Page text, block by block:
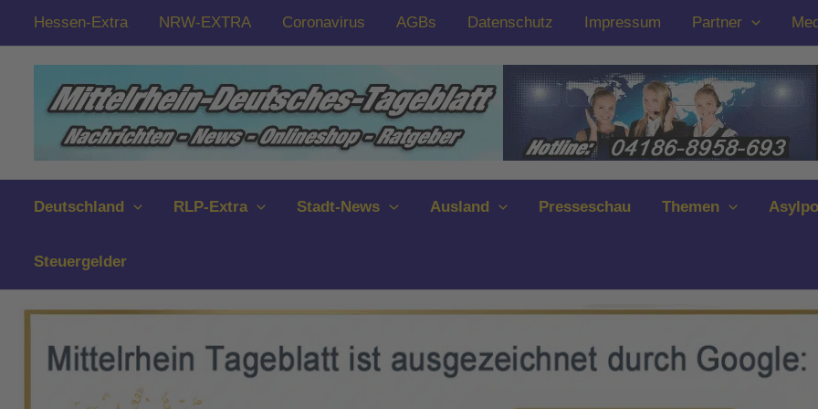
Zum
springen
Hessen-Extra NRW-EXTRA Coronavirus AGBs Datenschutz Impressum Partner
Deutschland RLP-Extra Stadt-News Ausland Presseschau Themen
Steuergelder